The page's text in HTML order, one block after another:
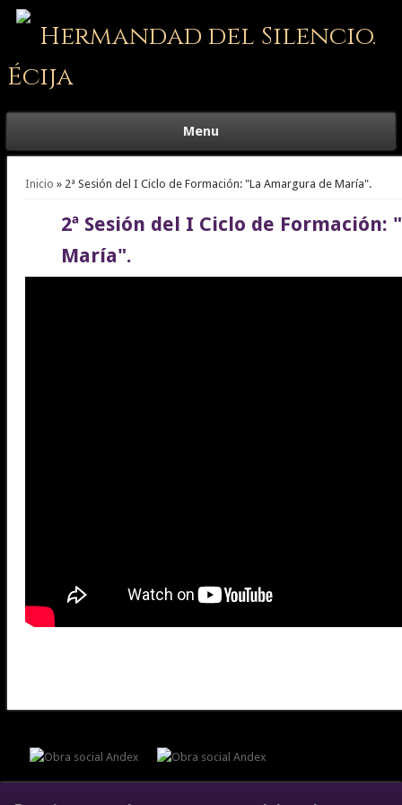
Hermandad del Silencio.
Écija
Menu
Se encuentra usted aquí
Inicio » 2ª Sesión del I Ciclo de Formación: "La Amargura de María".
2ª Sesión del I Ciclo de Formación:
María".